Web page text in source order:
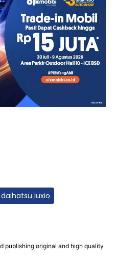
luxio
publishing original and high quality